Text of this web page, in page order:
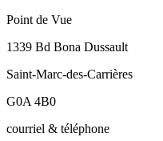
Point de Vue
1339 Bd Bona Dussault
Saint-Marc-des-Carrières
G0A 4B0
courriel & téléphone